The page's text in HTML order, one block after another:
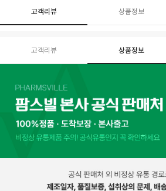
고객리뷰 상품정보
고객리뷰 상품정보